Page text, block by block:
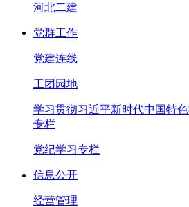
河北二建
党群工作
党建连线
工团园地
学习贯彻习近平新时代中国特
专栏
党纪学习专栏
信息公开
经营管理